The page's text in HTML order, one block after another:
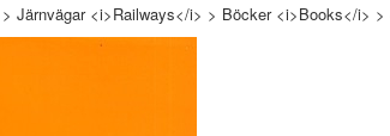
> Järnvägar <i>Railways</i> > Böcker <i>Books</i> >